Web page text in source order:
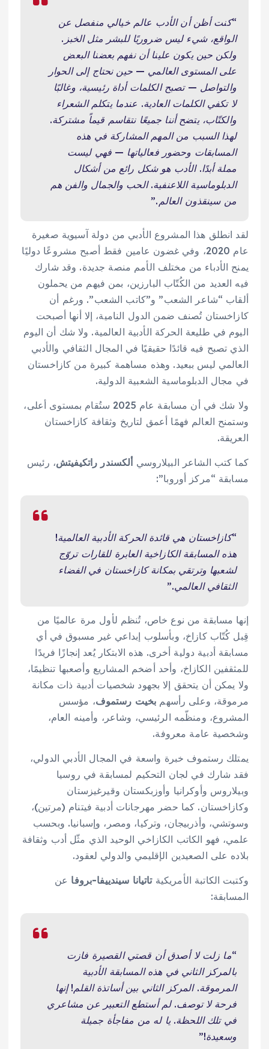
“كنت أظن أن الأدب عالم خيالي منفصل عن
الواقع، شيء ليس ضروريًا للبشر مثل الخبز.
ولكن حين يكون علينا أن نفهم بعضنا البعض
على المستوى العالمي — حين نحتاج إلى الحوار
والتواصل — تصبح الكلمات أداة رئيسية، وغالبًا
لا تكفي الكلمات العادية. عندما يتكلم الشعراء
والكتّاب، يتضح أننا جميعًا نتقاسم قيماً مشتركة.
لهذا السبب من المهم المشاركة في هذه
المسابقات وحضور فعالياتها — فهي ليست
مملة أبدًا. الأدب هو شكل رائع من أشكال
الدبلوماسية اللاعنفية. الحب والجمال والفن هم
من سينقذون العالم.”
لقد انطلق هذا المشروع الأدبي من دولة آسيوية صغيرة
عام 2020، وفي غضون عامين فقط أصبح مشروعًا دوليًا
يمنح الأدباء من مختلف الأمم منصة جديدة. وقد شارك
فيه العديد من الكُتّاب البارزين، بمن فيهم من يحملون
ألقاب “شاعر الشعب” و”كاتب الشعب”. ورغم أن
كازاخستان تُصنف ضمن الدول النامية، إلا أنها أصبحت
اليوم في طليعة الحركة الأدبية العالمية. ولا شك أن اليوم
الذي تصبح فيه قائدًا حقيقيًا في المجال الثقافي والأدبي
العالمي ليس ببعيد. وهذه مساهمة كبيرة من كازاخستان
في مجال الدبلوماسية الشعبية الدولية.
ولا شك في أن مسابقة عام 2025 ستُقام بمستوى أعلى،
وستمنح العالم فهمًا أعمق لتاريخ وثقافة كازاخستان
العريقة.
كما كتب الشاعر البيلاروسي ألكسندر راتكيفيتش، رئيس
مسابقة “مركز أوروبا”:
“كازاخستان هي قائدة الحركة الأدبية العالمية!
هذه المسابقة الكازاخية العابرة للقارات تروّج
لشعبها وترتقي بمكانة كازاخستان في الفضاء
الثقافي العالمي.”
إنها مسابقة من نوع خاص، تُنظم لأول مرة عالميًا من
قِبل كُتّاب كازاخ، وبأسلوب إبداعي غير مسبوق في أي
مسابقة أدبية دولية أخرى. هذه الابتكار يُعد إنجازًا فريدًا
للمثقفين الكازاخ، وأحد أضخم المشاريع وأصعبها تنظيمًا،
ولا يمكن أن يتحقق إلا بجهود شخصيات أدبية ذات مكانة
مرموقة، وعلى رأسهم بخيت رستموف، مؤسس
المشروع، ومنظّمه الرئيسي، وشاعر، وأمينه العام،
وشخصية عامة معروفة.
يمتلك رستموف خبرة واسعة في المجال الأدبي الدولي،
فقد شارك في لجان التحكيم لمسابقة في روسيا
وبيلاروس وأوكرانيا وأوزبكستان وقيرغيزستان
وكازاخستان. كما حضر مهرجانات أدبية فيتنام (مرتين)،
وسوتشي، وأذربيجان، وتركيا، ومصر، وإسبانيا. وبحسب
علمي، فهو الكاتب الكازاخي الوحيد الذي مثّل أدب وثقافة
بلاده على الصعيدين الإقليمي والدولي لعقود.
وكتبت الكاتبة الأمريكيةتاتيانا سيندييفا-بروفا عن
المسابقة:
“ما زلت لا أصدق أن قصتي القصيرة فازت
بالمركز الثاني في هذه المسابقة الأدبية
المرموقة. المركز الثاني بين أساتذة القلم! إنها
فرحة لا توصف. لم أستطع التعبير عن مشاعري
في تلك اللحظة. يا له من مفاجأة جميلة
وسعيدة!”